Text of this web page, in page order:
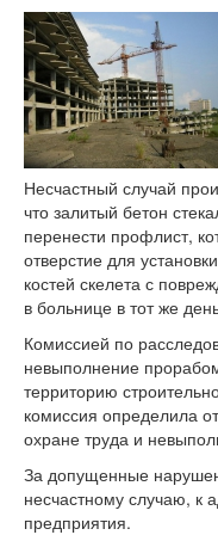
Несчастный случай
что залитый бетон
перенести профлист,
отверстие для
костей скелета с
в больнице в тот же
Комиссией по
невыполнение
территорию
комиссия определила
охране труда и
За допущенные
несчастному случаю, к
предприятия.